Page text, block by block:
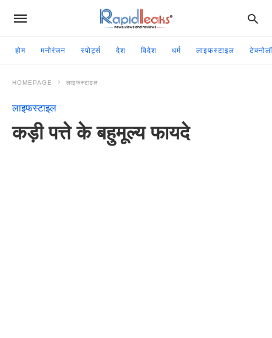
होम मनोरंजन स्पोर्ट्स देश विदेश धर्म लाइफस्टाइल
HOMEPAGE लाइफस्टाइल
लाइफस्टाइल
कड़ी पत्ते के बहुमूल्य फायदे